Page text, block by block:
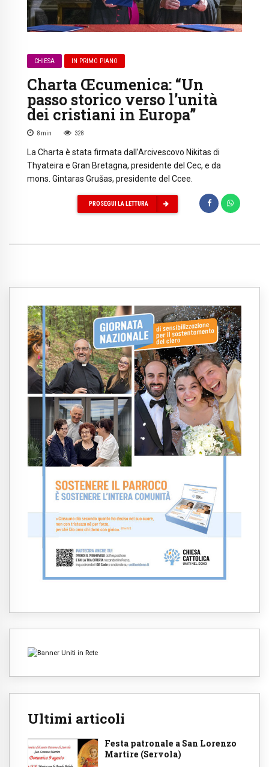
CHIESA IN PRIMO PIANO
Charta Œcumenica: “Un
passo storico verso l’unità
dei cristiani in Europa”
8 min 328
La Charta è stata firmata dall’Arcivescovo Nikitas di
Thyateira e Gran Bretagna, presidente del Cec, e da
mons. Gintaras Grušas, presidente del Ccee.
PROSEGUI LA LETTURA
Ultimi articoli
Festa patronale a San Lorenzo
Martire (Servola)